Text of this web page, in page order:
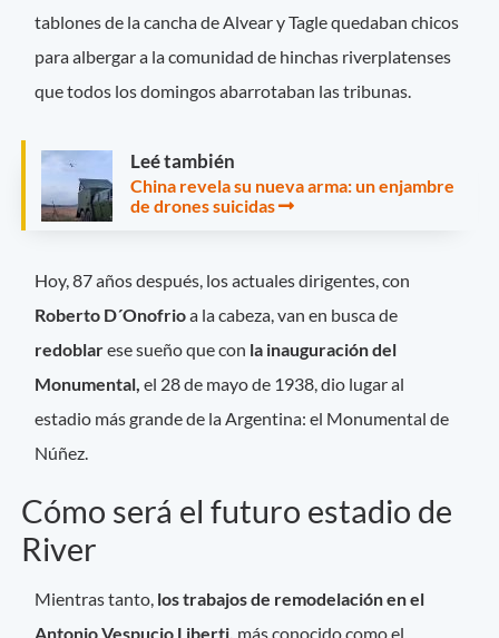
tablones de la cancha de Alvear y Taglequedaban chicos
para albergar a la comunidad de hinchas riverplatenses
que todos los domingos abarrotaban las tribunas.
Leé también
China revela su nueva arma: un enjambre
de drones suicidas
Hoy, 87 años después, los actuales dirigentes, con
Roberto D´Onofrioa la cabeza, van en busca de
redoblarese sueño que con la inauguración del
Monumental,el 28 de mayo de 1938, dio lugar al
estadio más grande de la Argentina: el Monumental de
Núñez.
Cómo será el futuro estadio de
River
Mientras tanto, los trabajos de remodelación en el
Antonio Vespucio Liberti, más conocido como el